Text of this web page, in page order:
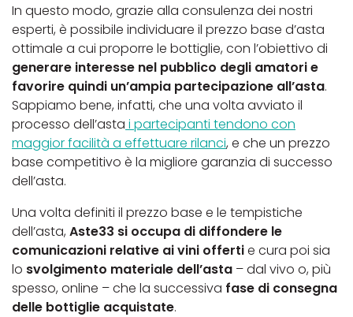
In questo modo, grazie alla consulenza dei nostri
esperti, è possibile individuare il prezzo base d’asta
ottimale a cui proporre le bottiglie, con l’obiettivo di
generare interesse nel pubblico degli amatori e
favorire quindi un’ampia partecipazione all’asta.
Sappiamo bene, infatti, che una volta avviato il
processo dell’asta i partecipanti tendono con
maggior facilità a effettuare rilanci, e che un prezzo
base competitivo è la migliore garanzia di successo
dell’asta.
Una volta definiti il prezzo base e le tempistiche
dell’asta, Aste33 si occupa di diffondere le
comunicazioni relative ai vini offertie cura poi sia
lo svolgimento materiale dell’asta – dal vivo o, più
spesso, online – che la successiva fase di consegna
delle bottiglie acquistate.